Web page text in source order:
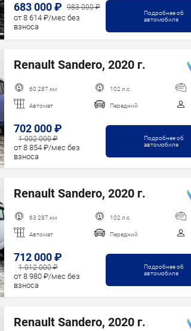
683 000 ₽ 983 000 ₽
от 8 614 ₽/мес без
взноса
Подробнее об
автомобиле
Renault Sandero, 2020 г.
60 287 км 102 л.с.
Автомат Передний
702 000 ₽
1 002 000 ₽
от 8 854 ₽/мес без
взноса
Подробнее об
автомобиле
Renault Sandero, 2020 г.
63 287 км 102 л.с.
Автомат Передний
712 000 ₽
1 012 000 ₽
от 8 980 ₽/мес без
взноса
Подробнее об
автомобиле
Renault Sandero, 2020 г.